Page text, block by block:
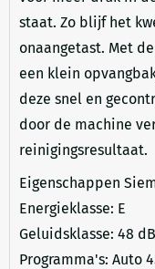
staat. Zo blijf het
onaangetast. Met
een klein
deze snel en
door de machine
reinigingsresultaat.
Eigenschappen
Energieklasse: E
Geluidsklasse: 48 dB
Programma's: Auto